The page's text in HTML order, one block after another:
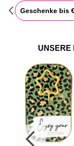
leckere und
Kuchen zum
Ideenfür deinen
erschwingliche
Blitzversand
persönlicher
Geschenke bis
UNSERE